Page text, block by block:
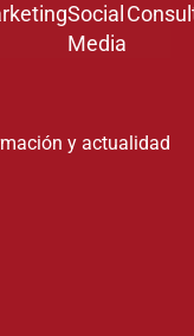
Social
Media
y actualidad